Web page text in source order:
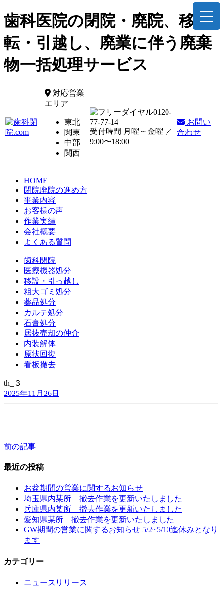
歯科医院の閉院・廃院、移
転・引越し、廃業に伴う廃棄
物一括処理サービス
対応営業
エリア
東北
関東
中部
関西
0120-
77-77-14
受付時間 月曜～金曜 ／
9:00〜18:00
お問い
合わせ
HOME
閉院廃院の進め方
事業内容
お客様の声
作業実績
会社概要
よくある質問
歯科閉院
医療機器処分
移設・引っ越し
粗大ゴミ処分
薬品処分
カルテ処分
石膏処分
居抜売却の仲介
内装解体
原状回復
看板撤去
th_３
2025年11月26日
投
稿
ョ
前の記事
最近の投稿
お盆期間の営業に関するお知らせ
埼玉県内某所 撤去作業を更新いたしました
兵庫県内某所 撤去作業を更新いたしました
愛知県某所 撤去作業を更新いたしました
GW期間の営業に関するお知らせ 5/2~5/10迄休みとなり
ます
カテゴリー
ニュースリリース